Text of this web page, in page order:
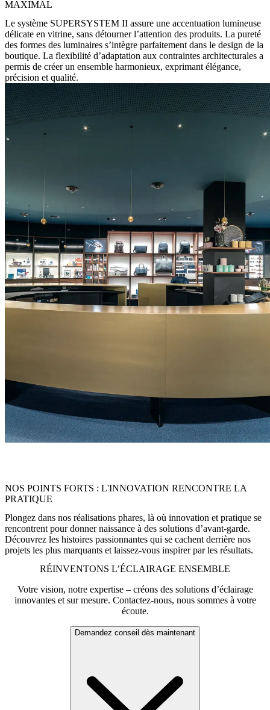
MAXIMAL
Le système SUPERSYSTEM II assure une accentuation lumineuse
délicate en vitrine, sans détourner l’attention des produits. La pureté
des formes des luminaires s’intègre parfaitement dans le design de la
boutique. La flexibilité d’adaptation aux contraintes architecturales a
permis de créer un ensemble harmonieux, exprimant élégance,
précision et qualité.
NOS POINTS FORTS : L'INNOVATION RENCONTRE LA
PRATIQUE
Plongez dans nos réalisations phares, là où innovation et pratique se
rencontrent pour donner naissance à des solutions d’avant-garde.
Découvrez les histoires passionnantes qui se cachent derrière nos
projets les plus marquants et laissez-vous inspirer par les résultats.
RÉINVENTONS L’ÉCLAIRAGE ENSEMBLE
Votre vision, notre expertise – créons des solutions d’éclairage
innovantes et sur mesure. Contactez-nous, nous sommes à votre
écoute.
Demandez conseil dès maintenant